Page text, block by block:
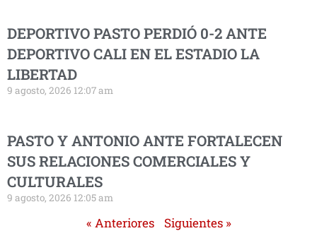
DEPORTIVO PASTO PERDIÓ 0-2 ANTE
DEPORTIVO CALI EN EL ESTADIO LA
LIBERTAD
9 agosto, 2026 12:07 am
PASTO Y ANTONIO ANTE FORTALECEN
SUS RELACIONES COMERCIALES Y
CULTURALES
9 agosto, 2026 12:05 am
« Anteriores Siguientes »